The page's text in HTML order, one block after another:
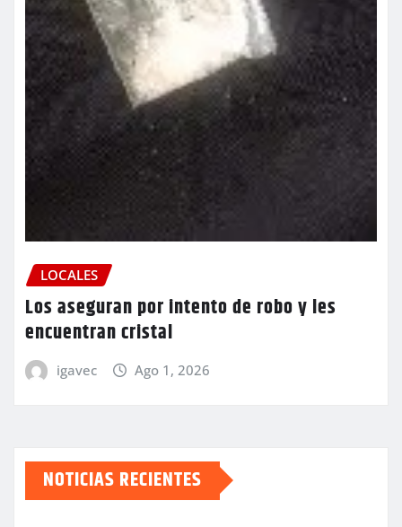
LOCALES
Los aseguran por intento de robo y les
encuentran cristal
igavec Ago 1, 2026
NOTICIAS RECIENTES